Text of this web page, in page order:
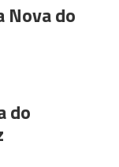
Nova do
do